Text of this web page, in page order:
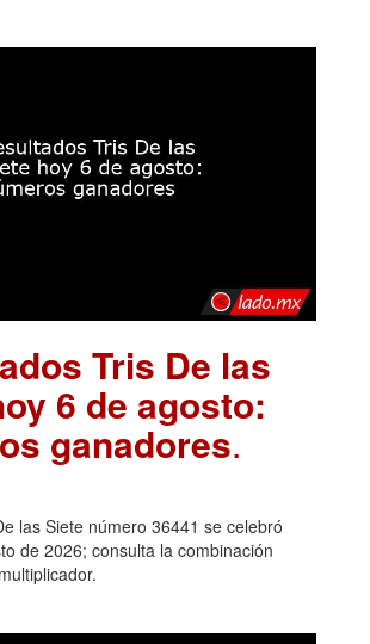
Tris De las
6 de agosto:
ganadores.
las Siete número 36441 se celebró
de 2026; consulta la combinación